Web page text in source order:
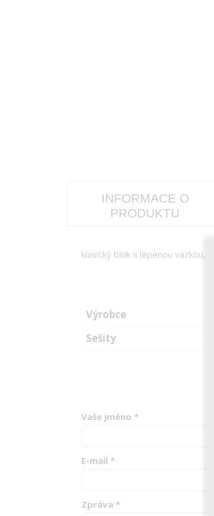
INFORMACE O
PRODUKTU
klasický blok s lepenou vazkou,
Výrobce
Sešity
Vaše jméno *
E-mail *
Zpráva *